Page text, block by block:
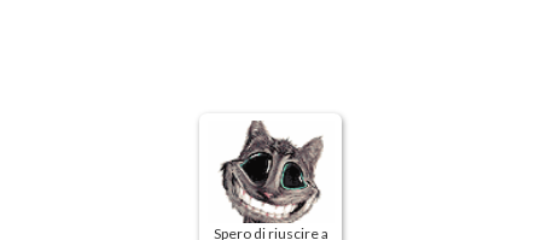
Spero di riuscire a